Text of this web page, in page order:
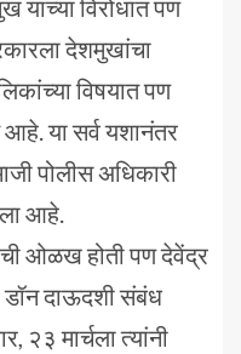
विरोधात पण
देशमुखांचा
विषयात पण
या सर्व यशानंतर
पोलीस अधिकारी
आहे.
ओळख होती पण देवेंद्र
डॉन दाऊदशी संबंध
२३ मार्चला त्यांनी